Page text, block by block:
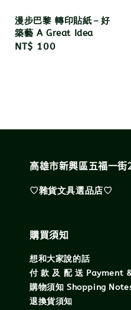
漫步巴黎 轉印貼紙－好
築藝 A Great Idea
Regular
NT$ 100
高雄市新興區五福一街
♡雜貨文具選品店♡
購買須知
想和大家說的話
付 款 及 配 送 Payment
購物須知 Shopping
退換貨須知